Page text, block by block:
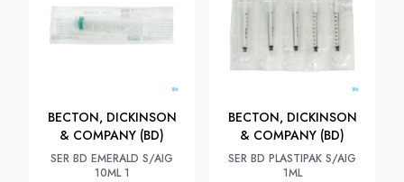
BECTON, DICKINSON
& COMPANY (BD)
SER BD EMERALD S/AIG
10ML 1
BECTON, DICKINSON
& COMPANY (BD)
SER BD PLASTIPAK S/AIG
1ML